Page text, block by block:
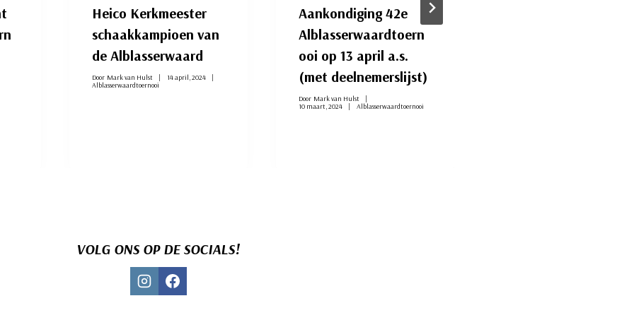
Heico Kerkmeester
schaakkampioen van
de Alblasserwaard
Door Mark van Hulst
14 april, 2024
Alblasserwaardtoernooi
Aankondiging 42e
Alblasserwaardtoern
ooi op 13 april a.s.
(met deelnemerslijst)
Door Mark van Hulst
10 maart, 2024
Alblasserwaardtoernooi
VOLG ONS OP DE SOCIALS!